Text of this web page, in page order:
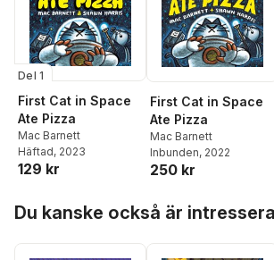
Del 1
First Cat in Space
Ate Pizza
Mac Barnett
Häftad, 2023
129 kr
First Cat in Space
Ate Pizza
Mac Barnett
Inbunden, 2022
250 kr
Du kanske också är